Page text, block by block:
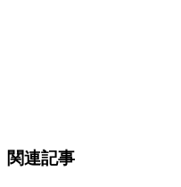
関連記事